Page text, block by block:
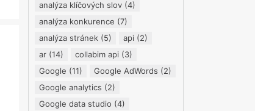
analýza klíčových slov (4)
analýza konkurence (7)
analýza stránek (5) api (2)
ar (14) collabim api (3)
Google (11) Google AdWords (2)
Google analytics (2)
Google data studio (4)